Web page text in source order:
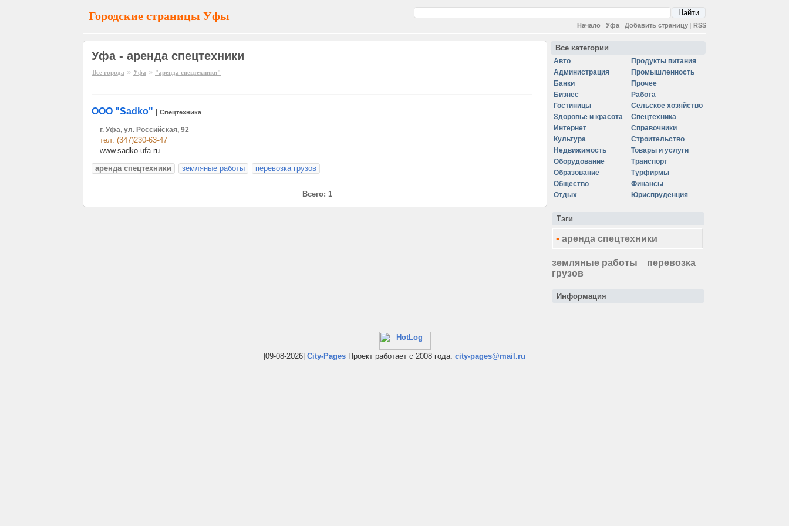
Городские страницы Уфы
Начало | Уфа | Добавить страницу | RSS
Уфа - аренда спецтехники
Все города » Уфа » "аренда спецтехники"
ООО "Sadko" Спецтехника
г. Уфа, ул. Российская, 92
тел: (347)230-63-47
www.sadko-ufa.ru
аренда спецтехники
земляные работы перевозка грузов
Всего: 1
Все категории
Авто
Администрация
Банки
Бизнес
Гостиницы
Здоровье и красота
Интернет
Культура
Недвижимость
Оборудование
Образование
Общество
Отдых
Продукты питания
Промышленность
Прочее
Работа
Сельское хозяйство
Спецтехника
Справочники
Строительство
Товары и услуги
Транспорт
Турфирмы
Финансы
Юриспруденция
Тэги
- аренда спецтехники
земляные работы
перевозка
грузов
Информация
|09-08-2026| City-Pages Проект работает с 2008 года. city-pages@mail.ru